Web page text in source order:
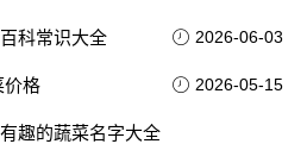
科常识大全 2026-06-03
价格 2026-05-15
趣的蔬菜名字大全